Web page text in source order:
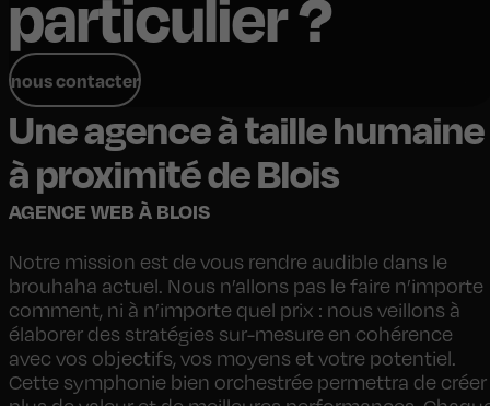
particulier ?
nous contacter
Une agence à taille humaine
à proximité de Blois
AGENCE WEB À BLOIS
Notre mission est de vous rendre audible dans le
brouhaha actuel. Nous n’allons pas le faire n’importe
comment, ni à n’importe quel prix : nous veillons à
élaborer des stratégies sur-mesure en cohérence
avec vos objectifs, vos moyens et votre potentiel.
Cette symphonie bien orchestrée permettra de créer